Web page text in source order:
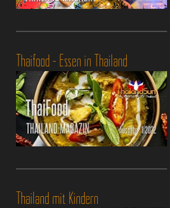
Thaifood - Essen in Thailand
Thailand mit Kindern